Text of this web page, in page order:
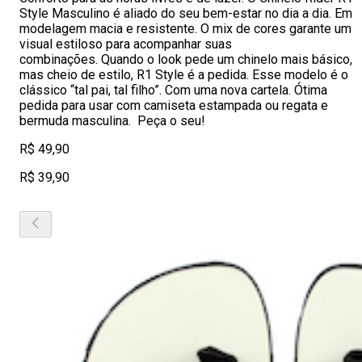
Style Masculino é aliado do seu bem-estar no dia a dia. Em
modelagem macia e resistente. O mix de cores garante um
visual estiloso para acompanhar suas
combinações. Quando o look pede um chinelo mais básico,
mas cheio de estilo, R1 Style é a pedida. Esse modelo é o
clássico “tal pai, tal filho”. Com uma nova cartela. Ótima
pedida para usar com camiseta estampada ou regata e
bermuda masculina. Peça o seu!
R$ 49,90
R$ 39,90